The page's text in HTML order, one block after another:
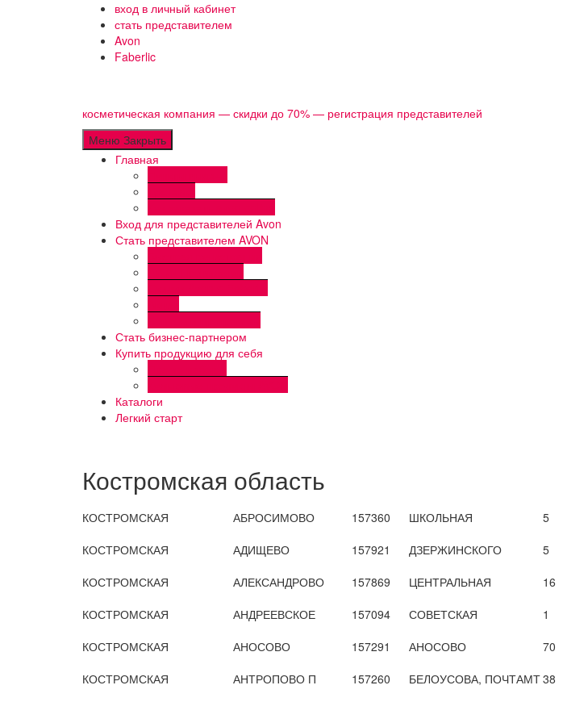
вход в личный кабинет
стать представителем
Avon
Faberlic
косметическая компания — скидки до 70% — регистрация представителей
Меню Закрыть
Главная
Вход для представителей Avon
Стать представителем AVON
Стать бизнес-партнером
Купить продукцию для себя
Каталоги
Легкий старт
Костромская область
КОСТРОМСКАЯ АБРОСИМОВО 157360 ШКОЛЬНАЯ 5
КОСТРОМСКАЯ
АДИЩЕВО 157921 ДЗЕРЖИНСКОГО 5
КОСТРОМСКАЯ
АЛЕКСАНДРОВО 157869 ЦЕНТРАЛЬНАЯ 16
КОСТРОМСКАЯ
АНДРЕЕВСКОЕ 157094 СОВЕТСКАЯ 1
КОСТРОМСКАЯ
АНОСОВО 157291 АНОСОВО 70
КОСТРОМСКАЯ
АНТРОПОВО П 157260 БЕЛОУСОВА, ПОЧТАМТ38